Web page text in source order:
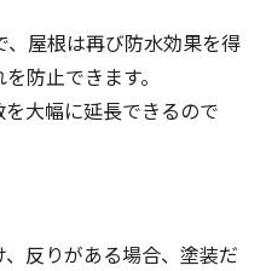
屋根は再び防水効果を得
防止できます。
大幅に延長できるので
反りがある場合、塗装だ